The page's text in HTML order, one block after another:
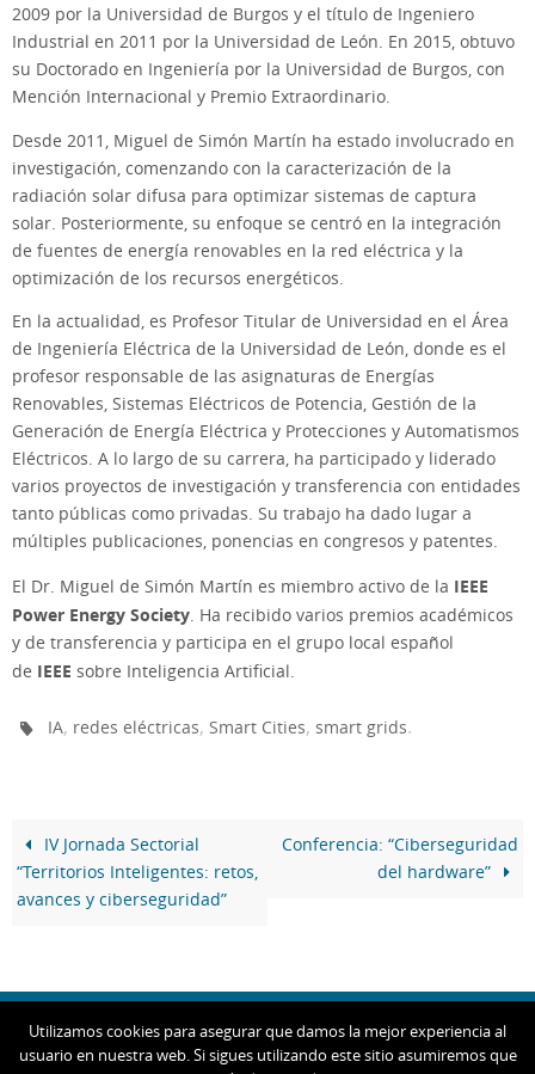
2009 por la Universidad de Burgos y el título de Ingeniero
Industrial en 2011 por la Universidad de León. En 2015, obtuvo
su Doctorado en Ingeniería por la Universidad de Burgos, con
Mención Internacional y Premio Extraordinario.
Desde 2011, Miguel de Simón Martín ha estado involucrado en
investigación, comenzando con la caracterización de la
radiación solar difusa para optimizar sistemas de captura
solar. Posteriormente, su enfoque se centró en la integración
de fuentes de energía renovables en la red eléctrica y la
optimización de los recursos energéticos.
En la actualidad, es Profesor Titular de Universidad en el Área
de Ingeniería Eléctrica de la Universidad de León, donde es el
profesor responsable de las asignaturas de Energías
Renovables, Sistemas Eléctricos de Potencia, Gestión de la
Generación de Energía Eléctrica y Protecciones y Automatismos
Eléctricos. A lo largo de su carrera, ha participado y liderado
varios proyectos de investigación y transferencia con entidades
tanto públicas como privadas. Su trabajo ha dado lugar a
múltiples publicaciones, ponencias en congresos y patentes.
El Dr. Miguel de Simón Martín es miembro activo de la IEEE
Power Energy Society. Ha recibido varios premios académicos
y de transferencia y participa en el grupo local español
de IEEE sobre Inteligencia Artificial.
IA, redes eléctricas,Smart Cities,smart grids.
IV Jornada Sectorial
“Territorios Inteligentes: retos,
avances y ciberseguridad”
Conferencia: “Ciberseguridad
del hardware”
Condiciones de uso Aviso Legal Copyright
Utilizamos cookies para asegurar que damos la mejor experiencia al
usuario en nuestra web. Si sigues utilizando este sitio asumiremos que